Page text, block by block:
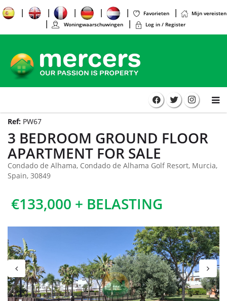
Favorieten
Mijn vereisten
Woningwaarschuwingen
Log in / Register
Ref: PW67
3 BEDROOM GROUND FLOOR
APARTMENT FOR SALE
Condado de Alhama, Condado de Alhama Golf Resort, Murcia,
Spain, 30849
€133,000 + BELASTING